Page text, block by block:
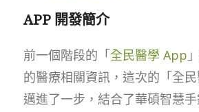
APP 開發簡介
前一個階段的「全民醫學 App
的醫療相關資訊，這次的「全
邁進了一步，結合了華碩智慧